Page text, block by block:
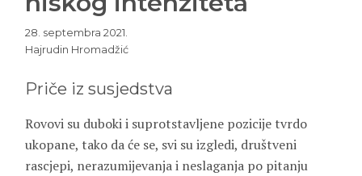
28. septembra 2021.
Hajrudin Hromadžić
Priče iz susjedstva
Rovovi su duboki i suprotstavljene pozicije tvrdo
ukopane, tako da će se, svi su izgledi, društveni
rascjepi, nerazumijevanja i neslaganja po pitanju